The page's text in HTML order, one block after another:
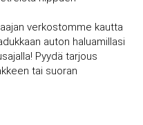
verkostomme kautta
auton haluamillasi
Pyydä tarjous
tai suoran